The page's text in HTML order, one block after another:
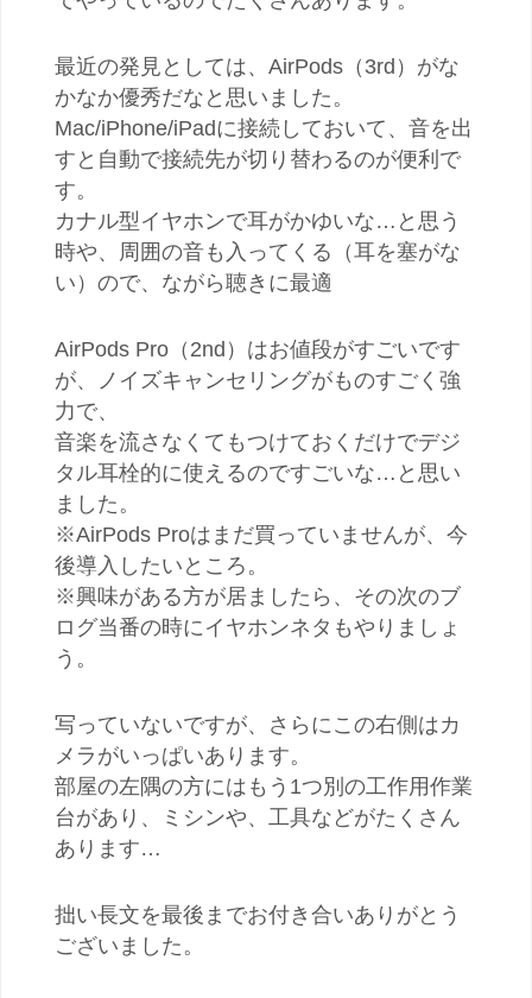
最近の発見としては、AirPods（3rd）がな
かなか優秀だなと思いました。
Mac/iPhone/iPadに接続しておいて、音を出
すと自動で接続先が切り替わるのが便利で
す。
カナル型イヤホンで耳がかゆいな…と思う
時や、周囲の音も入ってくる（耳を塞がな
い）ので、ながら聴きに最適
AirPods Pro（2nd）はお値段がすごいです
が、ノイズキャンセリングがものすごく強
力で、
音楽を流さなくてもつけておくだけでデジ
タル耳栓的に使えるのですごいな…と思い
ました。
※AirPods Proはまだ買っていませんが、今
後導入したいところ。
※興味がある方が居ましたら、その次のブ
ログ当番の時にイヤホンネタもやりましょ
う。
写っていないですが、さらにこの右側はカ
メラがいっぱいあります。
部屋の左隅の方にはもう1つ別の工作用作業
台があり、ミシンや、工具などがたくさん
あります…
拙い長文を最後までお付き合いありがとう
ございました。